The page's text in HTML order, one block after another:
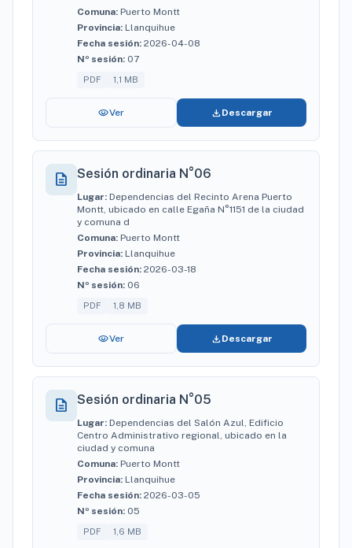
Comuna: Puerto Montt
Provincia: Llanquihue
Fecha sesión: 2026-04-08
Nº sesión: 07
PDF 1,1 MB
visibilityVer download Descargar
description Sesión ordinaria N°06
Lugar: Dependencias del Recinto Arena Puerto
Montt, ubicado en calle Egaña N°1151 de la ciudad
y comuna d
Comuna: Puerto Montt
Provincia: Llanquihue
Fecha sesión: 2026-03-18
Nº sesión: 06
PDF 1,8 MB
visibilityVer download Descargar
description Sesión ordinaria N°05
Lugar: Dependencias del Salón Azul, Edificio
Centro Administrativo regional, ubicado en la
ciudad y comuna
Comuna: Puerto Montt
Provincia: Llanquihue
Fecha sesión: 2026-03-05
Nº sesión: 05
PDF 1,6 MB